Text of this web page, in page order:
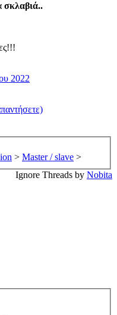
σκλαβιά..
2022
> Master / slave >
Ignore Threads by Nobita